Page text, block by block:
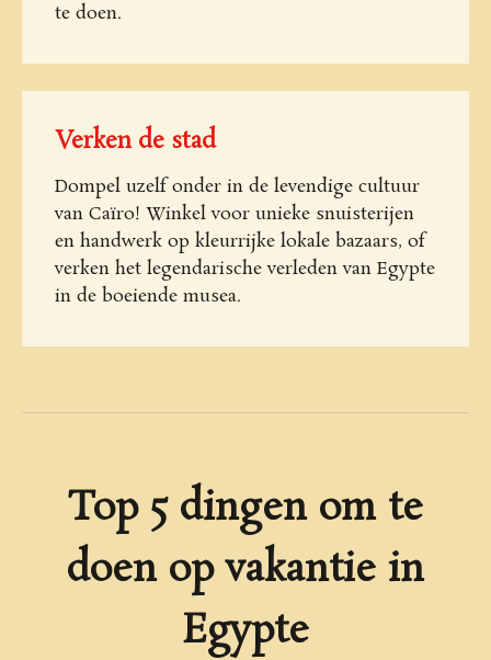
te doen.
Verken de stad
Dompel uzelf onder in de levendige cultuur
van Caïro! Winkel voor unieke snuisterijen
en handwerk op kleurrijke lokale bazaars, of
verken het legendarische verleden van Egypte
in de boeiende musea.
Top 5 dingen om te
doen op vakantie in
Egypte